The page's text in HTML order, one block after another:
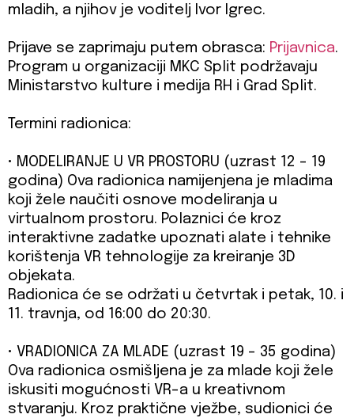
mladih, a njihov je voditelj Ivor Igrec.
Prijave se zaprimaju putem obrasca: Prijavnica.
Program u organizaciji MKC Split podržavaju
Ministarstvo kulture i medija RH i Grad Split.
Termini radionica:
• MODELIRANJE U VR PROSTORU (uzrast 12 - 19
godina) Ova radionica namijenjena je mladima
koji žele naučiti osnove modeliranja u
virtualnom prostoru. Polaznici će kroz
interaktivne zadatke upoznati alate i tehnike
korištenja VR tehnologije za kreiranje 3D
objekata.
Radionica će se održati u četvrtak i petak, 10. i
11. travnja, od 16:00 do 20:30.
• VRADIONICA ZA MLADE (uzrast 19 - 35 godina)
Ova radionica osmišljena je za mlade koji žele
iskusiti mogućnosti VR-a u kreativnom
stvaranju. Kroz praktične vježbe, sudionici će